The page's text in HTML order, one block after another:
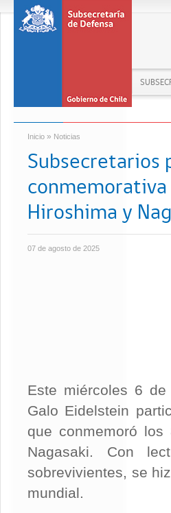
Inicio » Noticias
Subsecretarios
conmemorativa
Hiroshima y
07 de agosto de 2025
Este miércoles 6
Galo Eidelstein
que conmemoró
Nagasaki. Con
sobrevivientes, se
mundial.